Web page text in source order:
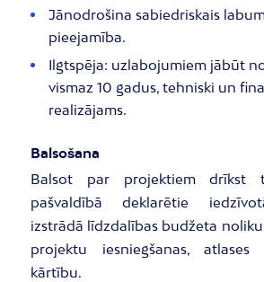
Jānodrošina sabiedriskais
pieejamība.
Ilgtspēja: uzlabojumiem jābūt
vismaz 10 gadus, tehniski un
realizājams.
Balsošana
Balsot par projektiem drīkst
pašvaldībā deklarētie
izstrādā līdzdalības budžeta
projektu iesniegšanas, atlases
kārtību.